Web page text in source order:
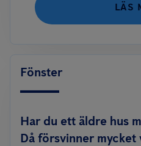
LÄS
Fönster
Har du ett äldre hus
Då försvinner mycket